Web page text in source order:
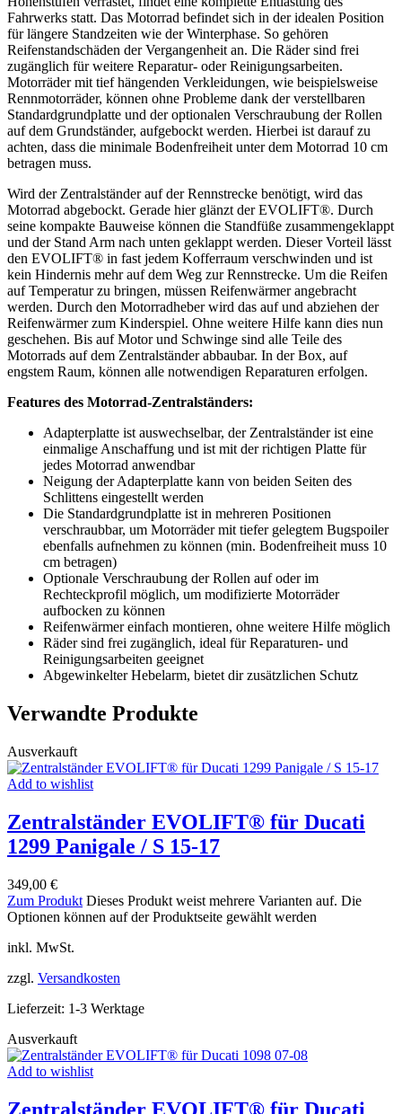
Fahrwerks statt. Das Motorrad befindet sich in der idealen Position
für längere Standzeiten wie der Winterphase. So gehören
Reifenstandschäden der Vergangenheit an. Die Räder sind frei
zugänglich für weitere Reparatur- oder Reinigungsarbeiten.
Motorräder mit tief hängenden Verkleidungen, wie beispielsweise
Rennmotorräder, können ohne Probleme dank der verstellbaren
Standardgrundplatte und der optionalen Verschraubung der Rollen
auf dem Grundständer, aufgebockt werden. Hierbei ist darauf zu
achten, dass die minimale Bodenfreiheit unter dem Motorrad 10 cm
betragen muss.
Wird der Zentralständer auf der Rennstrecke benötigt, wird das
Motorrad abgebockt. Gerade hier glänzt der EVOLIFT®. Durch
seine kompakte Bauweise können die Standfüße zusammengeklappt
und der Stand Arm nach unten geklappt werden. Dieser Vorteil lässt
den EVOLIFT® in fast jedem Kofferraum verschwinden und ist
kein Hindernis mehr auf dem Weg zur Rennstrecke. Um die Reifen
auf Temperatur zu bringen, müssen Reifenwärmer angebracht
werden. Durch den Motorradheber wird das auf und abziehen der
Reifenwärmer zum Kinderspiel. Ohne weitere Hilfe kann dies nun
geschehen. Bis auf Motor und Schwinge sind alle Teile des
Motorrads auf dem Zentralständer abbaubar. In der Box, auf
engstem Raum, können alle notwendigen Reparaturen erfolgen.
Features des Motorrad-Zentralständers:
Adapterplatte ist auswechselbar, der Zentralständer ist eine
einmalige Anschaffung und ist mit der richtigen Platte für
jedes Motorrad anwendbar
Neigung der Adapterplatte kann von beiden Seiten des
Schlittens eingestellt werden
Die Standardgrundplatte ist in mehreren Positionen
verschraubbar, um Motorräder mit tiefer gelegtem Bugspoiler
ebenfalls aufnehmen zu können (min. Bodenfreiheit muss 10
cm betragen)
Optionale Verschraubung der Rollen auf oder im
Rechteckprofil möglich, um modifizierte Motorräder
aufbocken zu können
Reifenwärmer einfach montieren, ohne weitere Hilfe möglich
Räder sind frei zugänglich, ideal für Reparaturen- und
Reinigungsarbeiten geeignet
Abgewinkelter Hebelarm, bietet dir zusätzlichen Schutz
Verwandte Produkte
Ausverkauft
Add to wishlist
Zentralständer EVOLIFT® für Ducati
1299 Panigale / S 15-17
349,00 €
Zum Produkt Dieses Produkt weist mehrere Varianten auf. Die
Optionen können auf der Produktseite gewählt werden
inkl. MwSt.
zzgl. Versandkosten
Lieferzeit: 1-3 Werktage
Ausverkauft
Add to wishlist
Zentralständer EVOLIFT® für Ducati